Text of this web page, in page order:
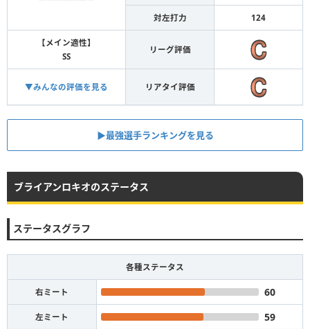
対左打力 124
【メイン適性】
SS
リーグ評価
▼みんなの評価を見る リアタイ評価
▶︎最強選手ランキングを見る
ブライアンロキオのステータス
ステータスグラフ
各種ステータス
右ミート 60
左ミート 59